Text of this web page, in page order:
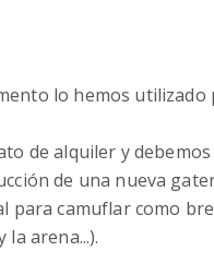
lo hemos
de alquiler y
de una nueva
camuflar como
arena...).